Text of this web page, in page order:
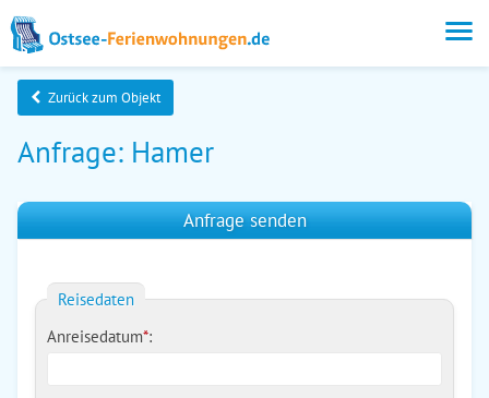
Zurück zum Objekt
Anfrage: Hamer
Anfrage senden
Reisedaten
Anreisedatum*: